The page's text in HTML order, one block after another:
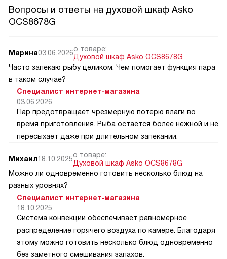
Вопросы и ответы на духовой шкаф Asko
OCS8678G
Марина03.06.2026о товаре:
Духовой шкаф Asko OCS8678G
Часто запекаю рыбу целиком. Чем помогает функция пара
в таком случае?
Специалист интернет-магазина
03.06.2026
Пар предотвращает чрезмерную потерю влаги во
время приготовления. Рыба остается более нежной и не
пересыхает даже при длительном запекании.
Михаил18.10.2025о товаре:
Духовой шкаф Asko OCS8678G
Можно ли одновременно готовить несколько блюд на
разных уровнях?
Специалист интернет-магазина
18.10.2025
Система конвекции обеспечивает равномерное
распределение горячего воздуха по камере. Благодаря
этому можно готовить несколько блюд одновременно
без заметного смешивания запахов.